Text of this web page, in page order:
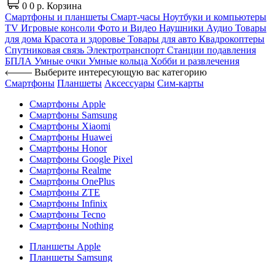
0 0 р. Корзина
Смартфоны и планшеты Смарт-часы Ноутбуки и компьютеры
TV Игровые консоли Фото и Видео Наушники Аудио Товары
для дома Красота и здоровье Товары для авто Квадрокоптеры
Спутниковая связь Электротранспорт Станции подавления
БПЛА Умные очки Умные кольца Хобби и развлечения
Выберите интересующую вас категорию
Смартфоны Планшеты Аксессуары Сим-карты
Смартфоны Apple
Смартфоны Samsung
Смартфоны Xiaomi
Смартфоны Huawei
Смартфоны Honor
Смартфоны Google Pixel
Смартфоны Realme
Смартфоны OnePlus
Смартфоны ZTE
Смартфоны Infinix
Смартфоны Tecno
Смартфоны Nothing
Планшеты Apple
Планшеты Samsung